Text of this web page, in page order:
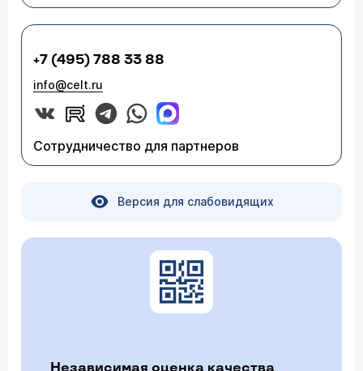
+7 (495) 788 33 88
info@celt.ru
Сотрудничество для партнеров
Версия для слабовидящих